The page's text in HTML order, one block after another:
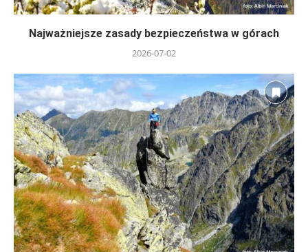
Najważniejsze zasady bezpieczeństwa w górach
2026-07-02